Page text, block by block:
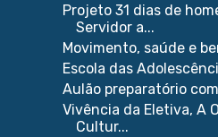
Projeto 31 dias de
Servidor a...
Movimento, saúde e
Escola das
Aulão preparatório
Vivência da Eletiva, A
Cultur...